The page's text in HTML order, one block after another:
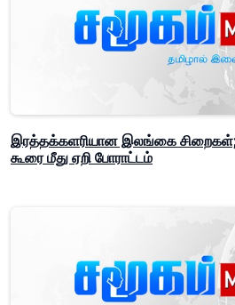
இரத்தக்களரியான இலங்கை
கூரை மீது ஏறி போராட்டம்